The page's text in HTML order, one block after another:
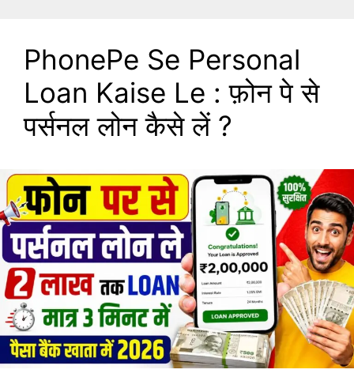
PhonePe Se Personal
Loan Kaise Le : फ़ोन पे से
पर्सनल लोन कैसे लें ?